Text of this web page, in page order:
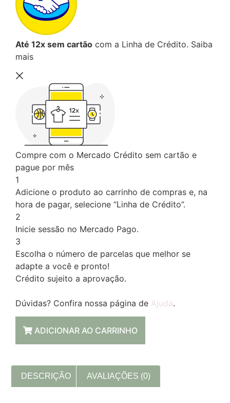
Até 12x sem cartão com a Linha de Crédito. Saiba
mais
Compre com o Mercado Crédito sem cartão e
pague por mês
1
Adicione o produto ao carrinho de compras e, na
hora de pagar, selecione “Linha de Crédito”.
2
Inicie sessão no Mercado Pago.
3
Escolha o número de parcelas que melhor se
adapte a você e pronto!
Crédito sujeito a aprovação.
Dúvidas? Confira nossa página de Ajuda.
ADICIONAR AO CARRINHO
DESCRIÇÃO AVALIAÇÕES (0)